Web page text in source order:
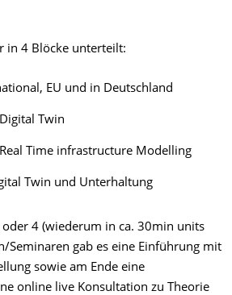
in 4 Blöcke unterteilt:
EU und in Deutschland
Twin
Time infrastructure Modelling
Twin und Unterhaltung
4 (wiederum in ca. 30min units
Seminaren gab es eine Einführung mit
sowie am Ende eine
online live Konsultation zu Theorie